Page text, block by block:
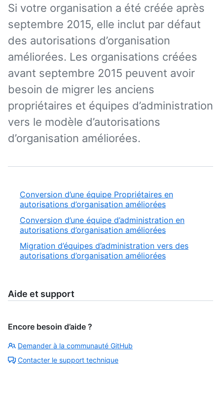
Si votre organisation a été créée après
septembre 2015, elle inclut par défaut
des autorisations d’organisation
améliorées. Les organisations créées
avant septembre 2015 peuvent avoir
besoin de migrer les anciens
propriétaires et équipes d’administration
vers le modèle d’autorisations
d’organisation améliorées.
Conversion d’une équipe Propriétaires en
autorisations d’organisation améliorées
Conversion d’une équipe d’administration en
autorisations d’organisation améliorées
Migration d’équipes d’administration vers des
autorisations d’organisation améliorées
Aide et support
Encore besoin d’aide ?
Demander à la communauté GitHub
Contacter le support technique